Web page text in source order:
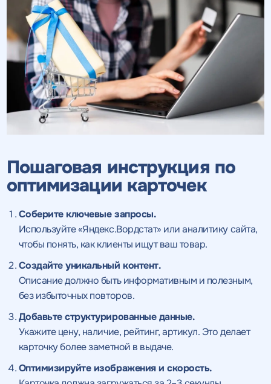
Пошаговая инструкция по
оптимизации карточек
Соберите ключевые запросы.
Используйте «Яндекс.Вордстат» или аналитику сайта,
чтобы понять, как клиенты ищут ваш товар.
Создайте уникальный контент.
Описание должно быть информативным и полезным,
без избыточных повторов.
Добавьте структурированные данные.
Укажите цену, наличие, рейтинг, артикул. Это делает
карточку более заметной в выдаче.
Оптимизируйте изображения и скорость.
Нажимая на кнопку, "Провести аудит" вы даете согласие
обработку персональных данныхи соглашаетесь cполитикой
конфиденциальности
ПРОВЕСТИ АУДИТ
ОТПРАВИТЬ
Нажимая на кнопку, "Отправить" вы даете согласие
обработку персональных данных и соглашаетесь cполитикой
конфиденциальности
ОТПРАВИТЬ
Нажимая на кнопку, "отправить" вы даете
согласиена обработку персональных данных
ОТПРАВИТЬ
обработку персональных данных и соглашаетесь c
политикой конфиденциальности
Нажимая на кнопку, "Отправить" вы даете согласиена
обработку персональных данных
ОТПРАВИТЬ
Нажимая на кнопку, "Перезвонить" вы даете согласие
политикой конфиденциальности